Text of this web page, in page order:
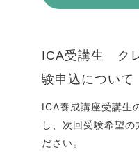
ICA受講生 ク
験申込について
ICA養成講座受講生
し、次回受験希望の
ださい。